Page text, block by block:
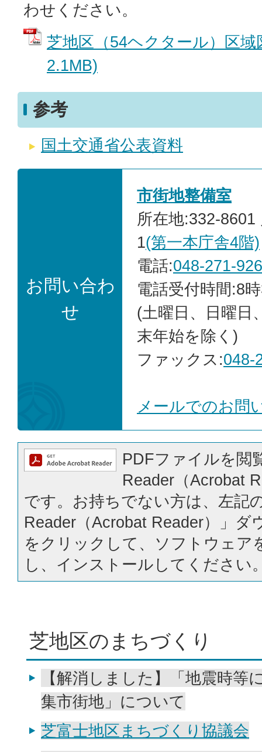
わせください。
芝地区（54ヘクタール）区
2.1MB)
参考
国土交通省公表資料
お問い合わ
せ
市街地整備室
所在地:332-8601
1(第一本庁舎4階)
電話:048-271-
電話受付時間:8
(土曜日、日曜日
末年始を除く)
ファックス:048-
メールでのお問
PDFファイルを閲
Reader（Acrobat
です。お持ちでない方は、左記
Reader（Acrobat Reader）」ダ
をクリックして、ソフトウェア
し、インストールしてください
芝地区のまちづくり
【解消しました】「地震時等
集市街地」について
芝富士地区まちづくり協議会